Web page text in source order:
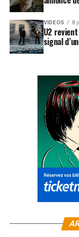
VIDEOS 8
U2
signal